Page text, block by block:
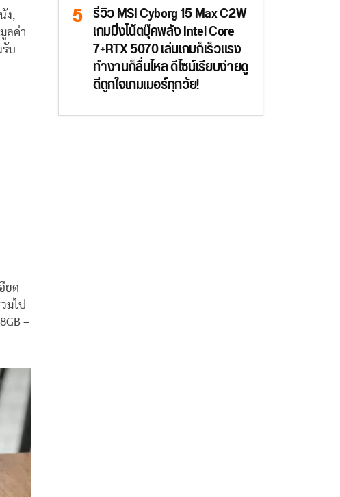
ง,
ลค่า
รับ
ยด
มไป
–
รีวิว MSI Cyborg 15 Max C2W
เกมมิ่งโน้ตบุ๊คพลัง Intel Core
7+RTX 5070 เล่นเกมก็เร็วแรง
ทำงานก็ลื่นไหล ดีไซน์เรียบง่ายดู
ดีถูกใจเกมเมอร์ทุกวัย!